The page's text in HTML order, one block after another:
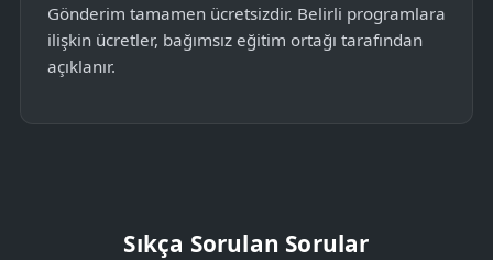
Gönderim tamamen ücretsizdir. Belirli programlara
ilişkin ücretler, bağımsız eğitim ortağı tarafından
açıklanır.
Sıkça Sorulan Sorular